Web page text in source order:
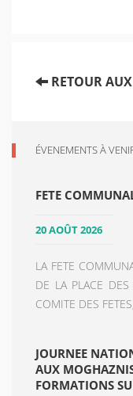
RETOUR
ÉVENEMENTS À
FETE
20 AOÛT 2026
LA FETE
DE LA PLACE DES
COMITE DES
JOURNEE
AUX
FORMATIONS